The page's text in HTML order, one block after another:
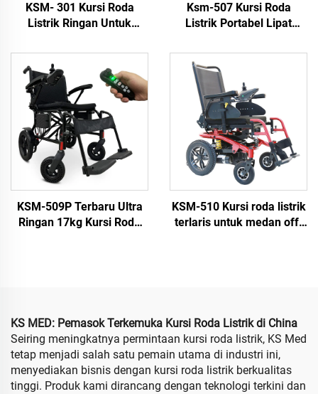
KSM- 301 Kursi Roda
Listrik Ringan Untuk
Roda untuk Tangga, Kursi
Roda Listrik Pendaki
Tangga
Ksm-507 Kursi Roda
Listrik Portabel Lipat
Ringan Dengan Motor
Tanpa Sikat 200W Untuk
Digunakan Saat
Perjalanan
KSM-509P Terbaru Ultra
Ringan 17kg Kursi Roda
KSM-510 Kursi roda listrik
terlaris untuk medan off-
KS MED: Pemasok Terkemuka Kursi Roda Listrik di China
Seiring meningkatnya permintaan kursi roda listrik, KS Med
tetap menjadi salah satu pemain utama di industri ini,
menyediakan bisnis dengan kursi roda listrik berkualitas
tinggi. Produk kami dirancang dengan teknologi terkini dan